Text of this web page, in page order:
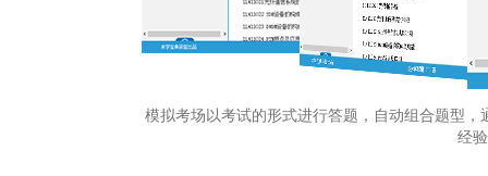
模拟考场以考试的形式进行答题，自动组合题型
经